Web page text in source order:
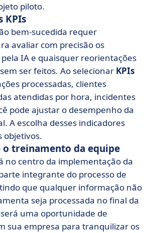
piloto.
KPIs
bem-sucedida requer
avaliar com precisão os
IA e quaisquer reorientações
ser feitos. Ao selecionar KPIs
processadas, clientes
atendidas por hora, incidentes
pode ajustar o desempenho da
A escolha desses indicadores
objetivos.
o treinamento da equipe
no centro da implementação da
integrante do processo de
que qualquer informação não
seja processada no final da
uma oportunidade de
sua empresa para tranquilizar os